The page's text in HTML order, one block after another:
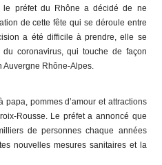
le préfet du Rhône a décidé de ne
de cette fête qui se déroule entre
a été difficile à prendre, elle se
coronavirus, qui touche de façon
Auvergne Rhône-Alpes.
papa, pommes d’amour et attractions
Rousse. Le préfet a annoncé que
de personnes chaque années
nouvelles mesures sanitaires et la